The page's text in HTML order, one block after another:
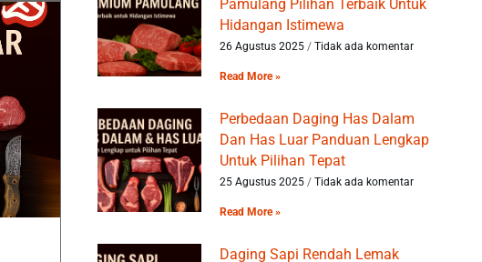
Pamulang Pilihan Terbaik Untuk
Hidangan Istimewa
26 Agustus 2025 Tidak ada komentar
Read More »
Perbedaan Daging Has Dalam
Dan Has Luar Panduan Lengkap
Untuk Pilihan Tepat
25 Agustus 2025 Tidak ada komentar
Read More »
Daging Sapi Rendah Lemak